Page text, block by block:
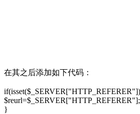
在其之后添加如下代码：
$reurl=$_SERVER["HTTP_REFERER"];
}